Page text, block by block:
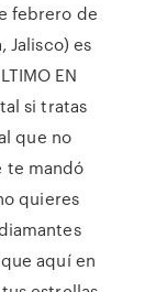
febrero de
Jalisco) es
EN
si tratas
que no
te mandó
quieres
aquí en